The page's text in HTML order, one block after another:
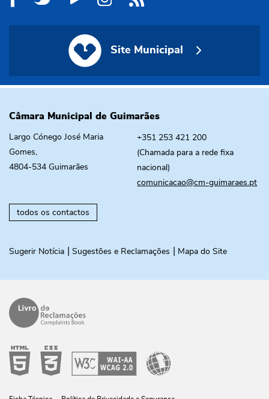
Site Municipal
Câmara Municipal de Guimarães
Largo Cónego José Maria
Gomes,
4804-534 Guimarães
+351 253 421 200
(Chamada para a rede fixa
nacional)
comunicacao@cm-guimaraes.pt
todos os contactos
Sugerir Notícia Sugestões e Reclamações Mapa do Site